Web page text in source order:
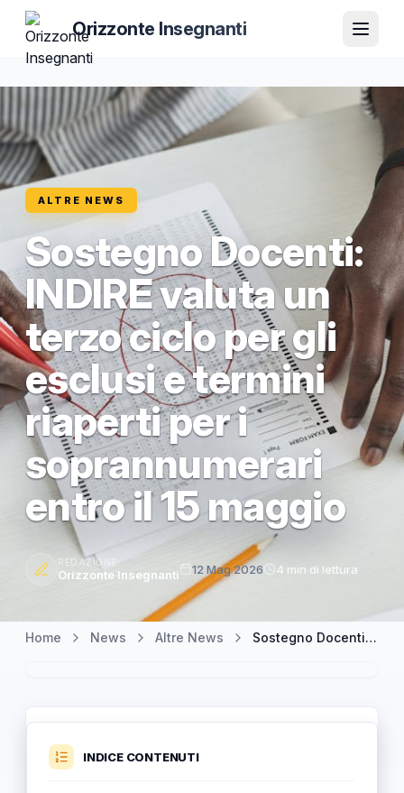
Orizzonte Insegnanti
ALTRE NEWS
Sostegno Docenti:
INDIRE valuta un
terzo ciclo per gli
esclusi e termini
riaperti per i
soprannumerari
entro il 15 maggio
REDAZIONE
Orizzonte Insegnanti 12 Mag 2026 4 min di lettura
Home News Altre News Sostegno Docenti: INDIRE valuta un terzo ciclo per gli esclusi e termini riaperti per i soprannumerari entro il 15 maggio
INDICE CONTENUTI